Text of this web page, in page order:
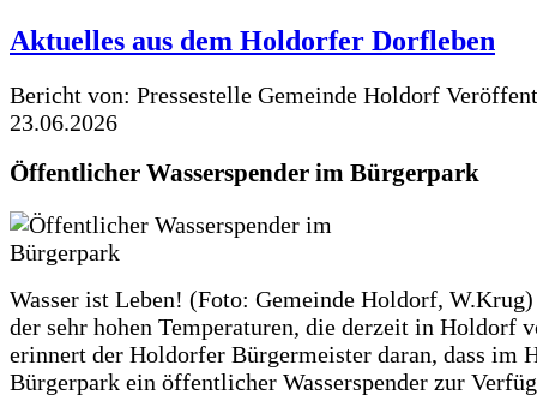
Aktuelles aus dem Holdorfer Dorfleben
Bericht von: Pressestelle Gemeinde Holdorf
23.06.2026
Öffentlicher Wasserspender im Bürgerpark
Wasser ist Leben! (Foto: Gemeinde Holdorf,
der sehr hohen Temperaturen, die derzeit in Holdorf
erinnert der Holdorfer Bürgermeister daran, dass im
Bürgerpark ein öffentlicher Wasserspender zur